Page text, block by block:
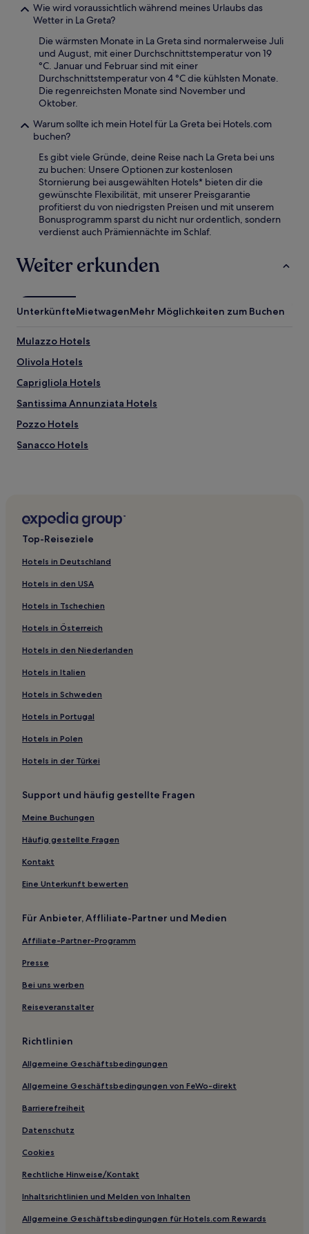
Wie wird voraussichtlich während meines Urlaubs das
Wetter in La Greta?
Die wärmsten Monate in La Greta sind normalerweise Juli
und August, mit einer Durchschnittstemperatur von 19
°C. Januar und Februar sind mit einer
Durchschnittstemperatur von 4 °C die kühlsten Monate.
Die regenreichsten Monate sind November und
Oktober.
Warum sollte ich mein Hotel für La Greta bei Hotels.com
buchen?
Es gibt viele Gründe, deine Reise nach La Greta bei uns
zu buchen: Unsere Optionen zur kostenlosen
Stornierung bei ausgewählten Hotels* bieten dir die
gewünschte Flexibilität, mit unserer Preisgarantie
profitierst du von niedrigsten Preisen und mit unserem
Bonusprogramm sparst du nicht nur ordentlich, sondern
verdienst auch Prämiennächte im Schlaf.
Weiter erkunden
UnterkünfteMietwagenMehr Möglichkeiten zum Buchen
Mulazzo Hotels
Olivola Hotels
Caprigliola Hotels
Santissima Annunziata Hotels
Pozzo Hotels
Sanacco Hotels
Sassalbo Hotels
Hotels nahe Restaurant Il Giardino della Luna
Hotels nahe Piazza Alberica
Hotels nahe Bahnhof Pontremoli
Massa Hotels
Poggio Hotels
Hotels nahe Spazio 2000
Isola Hotels
Serralta Hotels
Rometta Hotels
Fivizzano Hotels
Filattiera Hotels
Collegnago Hotels
Villa di Sotto Hotels
Pariana Hotels
Hotels nahe Archeopark Fortezza delle Verrucole
Varano Hotels
Gasthäuser in Passeggiata di Viareggio
Ferienwohnungen in Massa Carrara Provinz
Gasthöfe in Massa
Ferienwohnungen in Massa
B&B in Massa
Villen in Camaiore
B&B in Camaiore
Gasthäuser in Pietrasanta
Ferienwohnungen in Pietrasanta
Haustierfreundliche in Pietrasanta
Lgbtqia-Freundliche in Pietrasanta
Familien in Tonfano
Haustierfreundliche in Tonfano
Top-Reiseziele
Hotels in Deutschland
Hotels in den USA
Hotels in Tschechien
Hotels in Österreich
Hotels in den Niederlanden
Hotels in Italien
Hotels in Schweden
Hotels in Portugal
Hotels in Polen
Hotels in der Türkei
Support und häufig gestellte Fragen
Meine Buchungen
Häufig gestellte Fragen
Kontakt
Eine Unterkunft bewerten
Für Anbieter, Affliliate-Partner und Medien
Affiliate-Partner-Programm
Presse
Bei uns werben
Reiseveranstalter
Richtlinien
Allgemeine Geschäftsbedingungen
Allgemeine Geschäftsbedingungen von FeWo-direkt
Barrierefreiheit
Datenschutz
Cookies
Rechtliche Hinweise/Kontakt
Inhaltsrichtlinien und Melden von Inhalten
Allgemeine Geschäftsbedingungen für Hotels.com Rewards